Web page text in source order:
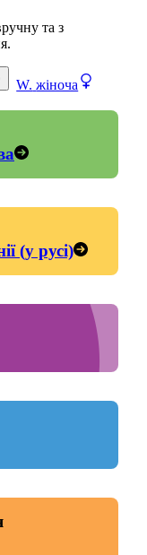
W. жіноча
та з
(у русі)